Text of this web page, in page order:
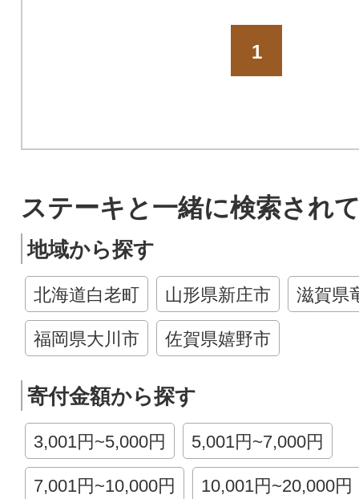
1
ステーキと一緒に検索され
地域から探す
北海道白老町 山形県新庄市 滋賀県
福岡県大川市 佐賀県嬉野市
寄付金額から探す
3,001円~5,000円 5,001円~7,000円
7,001円~10,000円 10,001円~20,000円